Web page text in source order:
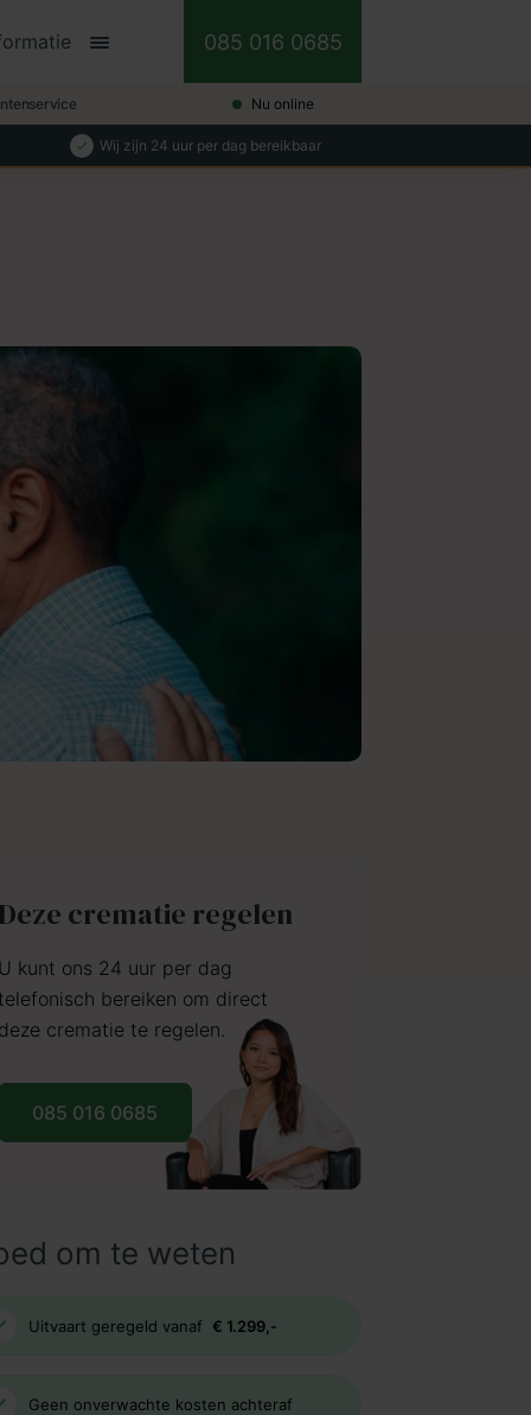
085 016 0685
Nu online
Wij zijn 24 uur per dag bereikbaar
crematie regelen
kunt ons 24 uur per dag
bereiken om direct
crematie te regelen.
085 016 0685
om te weten
Uitvaart geregeld vanaf € 1.299,-
Geen onverwachte kosten achteraf